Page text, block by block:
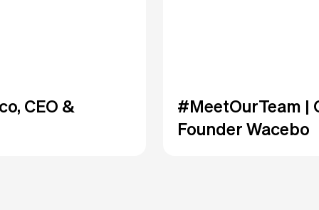
CEO &
#MeetOurTeam |
Founder Wacebo